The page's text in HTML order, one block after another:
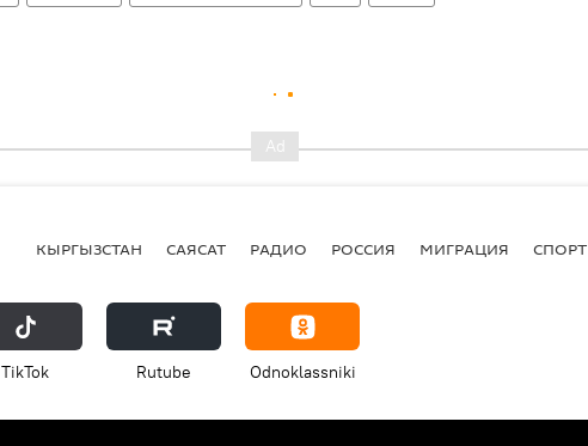
КЫРГЫЗСТАН САЯСАТ РАДИО РОССИЯ МИГРАЦИЯ СПОРТ
ТikТоk Rutube Odnoklassniki